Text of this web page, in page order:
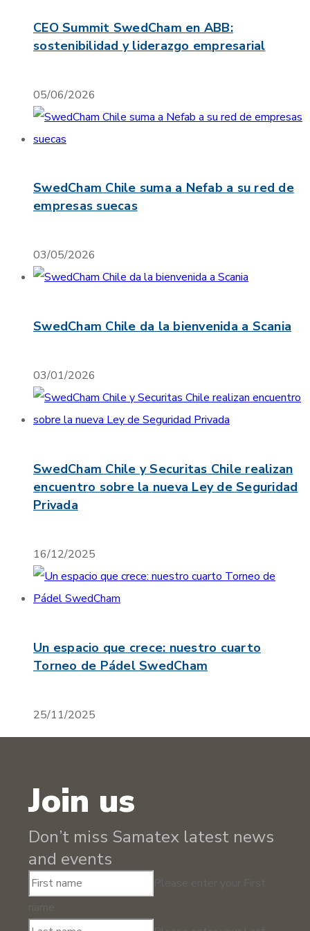
CEO Summit SwedCham en ABB:
sostenibilidad y liderazgo empresarial
05/06/2026
SwedCham Chile suma a Nefab a su red de
empresas suecas
03/05/2026
SwedCham Chile da la bienvenida a Scania
03/01/2026
SwedCham Chile y Securitas Chile realizan
encuentro sobre la nueva Ley de Seguridad
Privada
16/12/2025
Un espacio que crece: nuestro cuarto
Torneo de Pádel SwedCham
25/11/2025
Join us
Don’t miss Samatex latest news
and events